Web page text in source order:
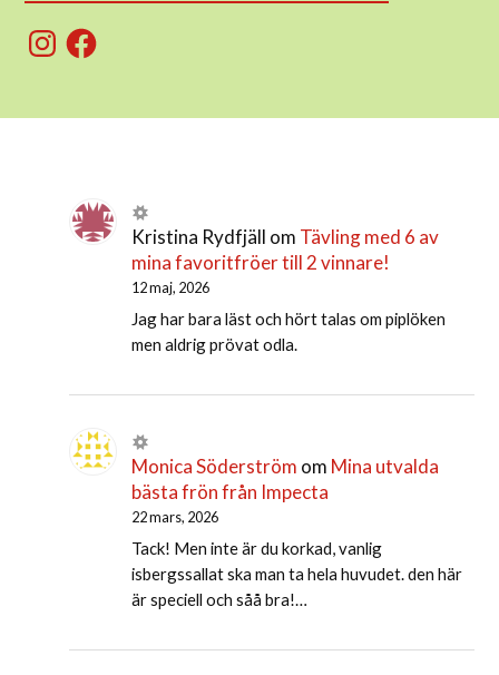
InstagramFacebook
Kristina Rydfjäll om Tävling med 6 av
mina favoritfröer till 2 vinnare!
12 maj, 2026
Jag har bara läst och hört talas om piplöken
men aldrig prövat odla.
Monica Söderström om Mina utvalda
bästa frön från Impecta
22 mars, 2026
Tack! Men inte är du korkad, vanlig
isbergssallat ska man ta hela huvudet. den här
är speciell och såå bra!…